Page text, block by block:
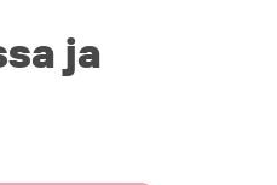
ja